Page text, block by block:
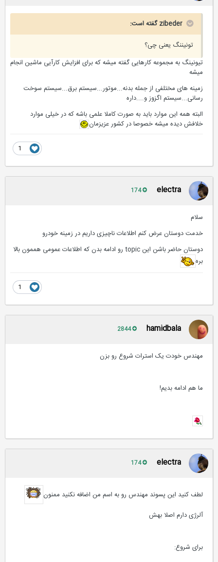
zibeder گفته است:
تونیننگ یعنی چی؟
تیونینگ به مجموعه کارهایی گفته میشه که برای افزایش کارآیی ماشین انجام
میشه
زمینه های مختلفی از جمله بدنه...موتور...سیستم برق...سیستم سوخت
رسانی...سیستم اگزوز و....داره
البته همه این موارد باید به صورت کاملا علمی باشه که در خیلی موارد
خلافش دیده میشه خصوصا در کشور عزیزمان
electra
سلام
خدمت دوستان عرض کنم اطلاعات ناچیزی داریم در زمینه خودرو
دوستان حاضر باشن این topic رو ادامه بدن که اطلاعات عمومی هممون بالا
hamidbala
مهندس خودت یک استرات شروع رو بزن
ما هم ادامه بدیم!
electra
لطف کنید این پسوند مهندس رو به اسم من اضافه نکنید ممنون
آلرژی دارم اصلا بهش
برای شروع: